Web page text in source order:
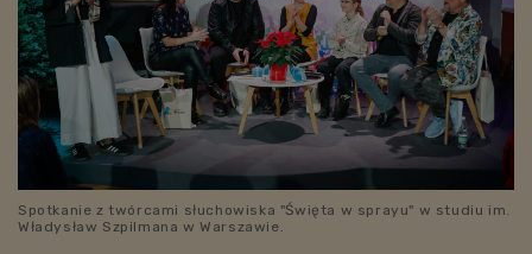
Spotkanie z twórcami słuchowiska "Święta w sprayu" w studiu im.
Władysław Szpilmana w Warszawie.